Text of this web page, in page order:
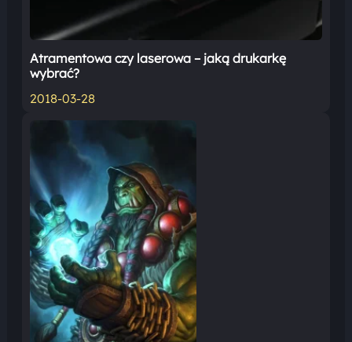
Atramentowa czy laserowa – jaką drukarkę
wybrać?
2018-03-28